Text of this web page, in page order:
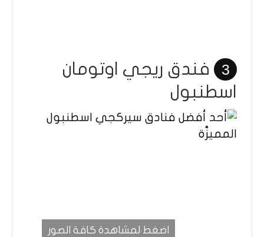
3
فندق ريجي اوتومان
اسطنبول
اضغط لمشاهدة كافة الصور